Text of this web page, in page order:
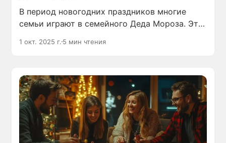
В период новогодних праздников многие
семьи играют в семейного Деда Мороза. Это
хлопот и делает атмосферу праздника ещё
1 окт. 2025 г. 5 мин чтения